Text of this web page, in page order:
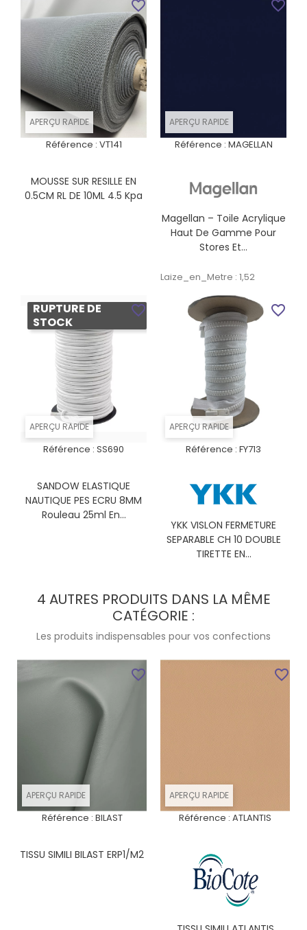
APERÇU RAPIDE
Référence : VT141
MOUSSE SUR RESILLE EN
0.5CM RL DE 10ML 4.5 Kpa
favorite_border
APERÇU RAPIDE
Référence : MAGELLAN
Magellan – Toile Acrylique
Haut De Gamme Pour
Stores Et...
Laize_en_Metre : 1,52
favorite_border
APERÇU RAPIDE
RUPTURE DE
STOCK
Référence : SS690
SANDOW ELASTIQUE
NAUTIQUE PES ECRU 8MM
Rouleau 25ml En...
favorite_border
APERÇU RAPIDE
Référence : FY713
YKK VISLON FERMETURE
SEPARABLE CH 10 DOUBLE
TIRETTE EN...
favorite_border
4 AUTRES PRODUITS DANS LA MÊME
CATÉGORIE :
Les produits indispensables pour vos confections
APERÇU RAPIDE
Référence : BILAST
TISSU SIMILI BILAST ERP1/M2
favorite_border
APERÇU RAPIDE
Référence : ATLANTIS
favorite_border